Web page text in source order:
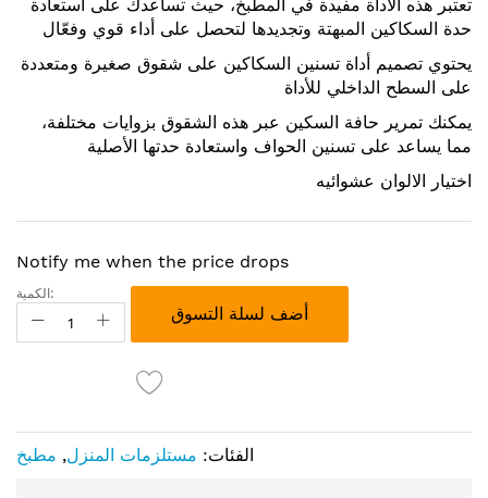
حدة السكاكين المبهتة وتجديدها لتحصل على أداء قوي وفعّال
يحتوي تصميم أداة تسنين السكاكين على شقوق صغيرة ومتعددة
على السطح الداخلي للأداة
يمكنك تمرير حافة السكين عبر هذه الشقوق بزوايات مختلفة،
مما يساعد على تسنين الحواف واستعادة حدتها الأصلية
اختيار الالوان عشوائيه
Notify me when the price drops
الكمية:
أضف لسلة التسوق
الفئات: مستلزمات المنزل, مطبخ